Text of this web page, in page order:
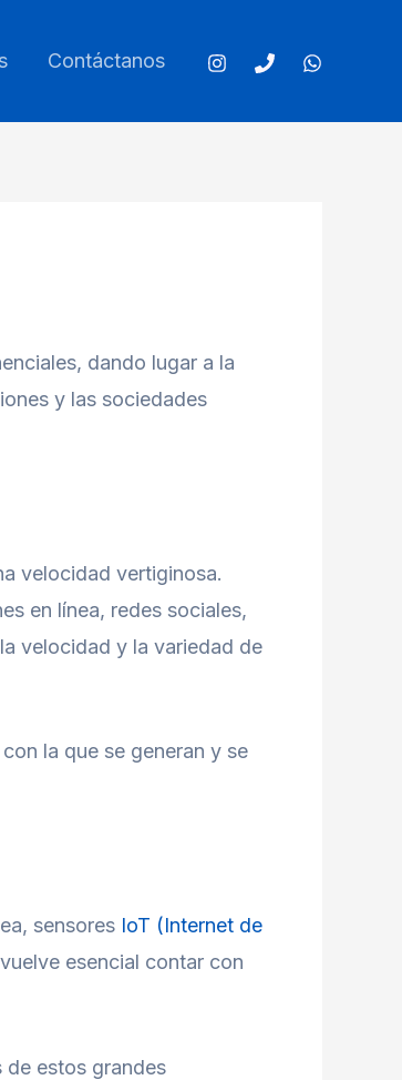
Contáctanos
dando lugar a la
y las sociedades
velocidad vertiginosa.
en línea, redes sociales,
velocidad y la variedad de
la que se generan y se
sensores IoT (Internet de
esencial contar con
de estos grandes